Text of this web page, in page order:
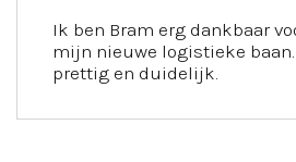
Ik ben Bram erg dankbaar
mijn nieuwe logistieke
prettig en duidelijk.